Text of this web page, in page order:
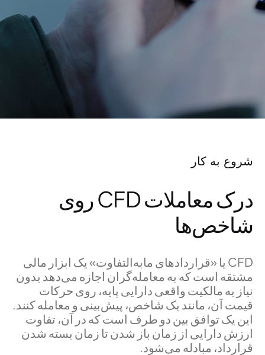
شروع به کار
درک معاملات CFD روی
شاخص‌ها
CFD یا «قراردادهای مابه‌التفاوت» یک ابزار مالی
مشتقه است که به معامله‌گران اجازه می‌دهد بدون
نیاز به مالکیت واقعی دارایی پایه، روی حرکات
قیمت آن، مانند یک شاخص، پیش‌بینی و معامله کنند.
این یک توافق بین دو طرف است که در آن، تفاوت
ارزش دارایی از زمان باز شدن تا زمان بسته شدن
قرارداد، مبادله می‌شود.